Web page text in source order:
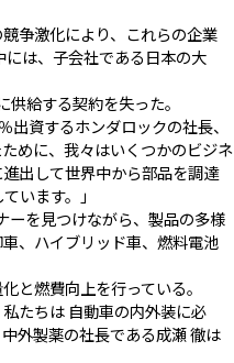
争激化により、これらの企業
は、子会社である日本の大
給する契約を失った。
資するホンダロックの社⾧、
めに、我々はいくつかのビジネ
出して世界中から部品を調達
います。」
ーを見つけながら、製品の多様
、ハイブリッド車、燃料電池
と燃費向上を行っている。
たちは 自動車の内外装に必
外製薬の社⾧である成瀬 徹は